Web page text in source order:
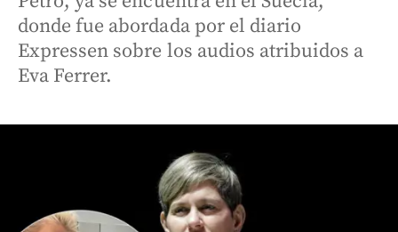
donde fue abordada por el diario
Expressen sobre los audios atribuidos a
Eva Ferrer.